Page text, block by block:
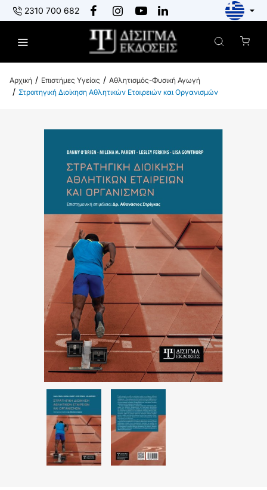
2310 700 682
o
Επιστήμες Υγείας
Αθλητισμός-Φυσική Αγωγή
Στρατηγική Διοίκηση Αθλητικών Εταιρειών και Οργανισμών